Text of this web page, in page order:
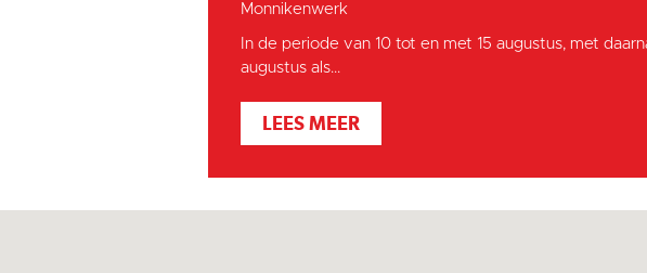
Monnikenwerk
In de periode van 10 tot en met 15 augustus, met
augustus als...
LEES MEER